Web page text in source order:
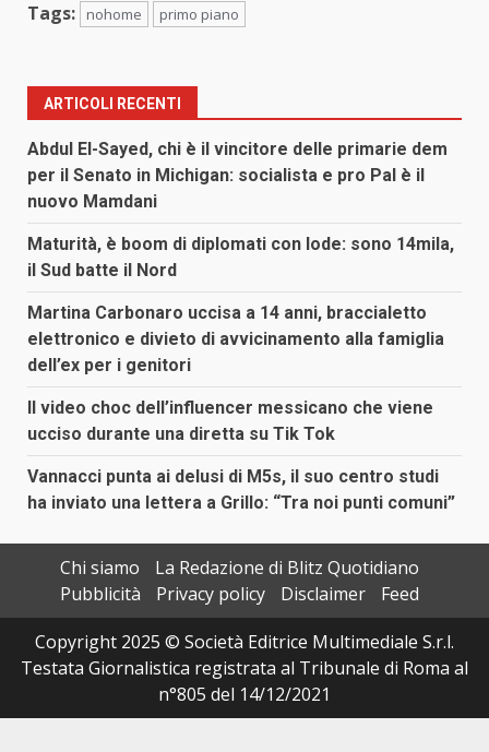
Tags: nohome primo piano
ARTICOLI RECENTI
Abdul El-Sayed, chi è il vincitore delle primarie dem
per il Senato in Michigan: socialista e pro Pal è il
nuovo Mamdani
Maturità, è boom di diplomati con lode: sono 14mila,
il Sud batte il Nord
Martina Carbonaro uccisa a 14 anni, braccialetto
elettronico e divieto di avvicinamento alla famiglia
dell’ex per i genitori
Il video choc dell’influencer messicano che viene
ucciso durante una diretta su Tik Tok
Vannacci punta ai delusi di M5s, il suo centro studi
ha inviato una lettera a Grillo: “Tra noi punti comuni”
Chi siamo
La Redazione di Blitz Quotidiano
Pubblicità
Privacy policy Disclaimer
Feed
Copyright 2025 © Società Editrice Multimediale S.r.l.
Testata Giornalistica registrata al Tribunale di Roma al
n°805 del 14/12/2021